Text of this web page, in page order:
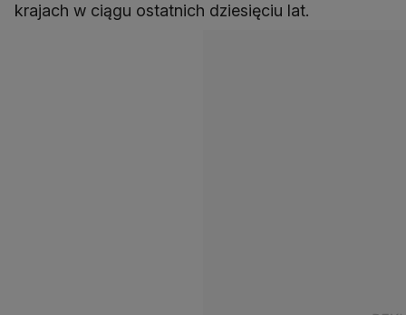
krajach w ciągu ostatnich dziesięciu lat.